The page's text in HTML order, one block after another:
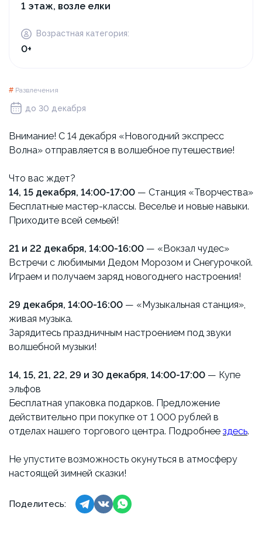
# Развлечения
до 30 декабря
Внимание! С 14 декабря «Новогодний экспресс
Волна» отправляется в волшебное путешествие!
Что вас ждет?
14, 15 декабря, 14:00-17:00 — Станция «Творчества»
Бесплатные мастер-классы. Веселье и новые навыки.
Приходите всей семьей!
21 и 22 декабря, 14:00-16:00 — «Вокзал чудес»
Встречи с любимыми Дедом Морозом и Снегурочкой.
Играем и получаем заряд новогоднего настроения!
29 декабря, 14:00-16:00 — «Музыкальная станция»,
живая музыка.
Зарядитесь праздничным настроением под звуки
волшебной музыки!
14, 15, 21, 22, 29 и 30 декабря, 14:00-17:00 — Купе
эльфов
Бесплатная упаковка подарков. Предложение
действительно при покупке от 1 000 рублей в
отделах нашего торгового центра. Подробнее здесь.
Не упустите возможность окунуться в атмосферу
настоящей зимней сказки!
Поделитесь:
1 этаж, возле елки
Возрастная категория:
0+